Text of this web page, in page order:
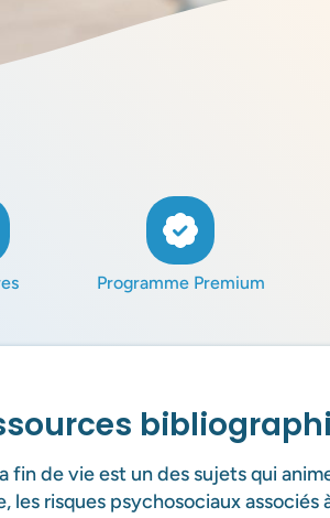
Programme Premium
fin de vie est un des sujets qui
les risques psychosociaux associés